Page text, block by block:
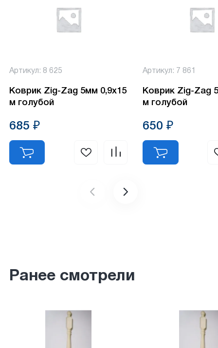
Артикул: 8 625
Коврик Zig-Zag 5мм 0,9х15
м голубой
685 ₽
Артикул: 7 861
Коврик Zig-Zag
м голубой
650 ₽
Ранее смотрели